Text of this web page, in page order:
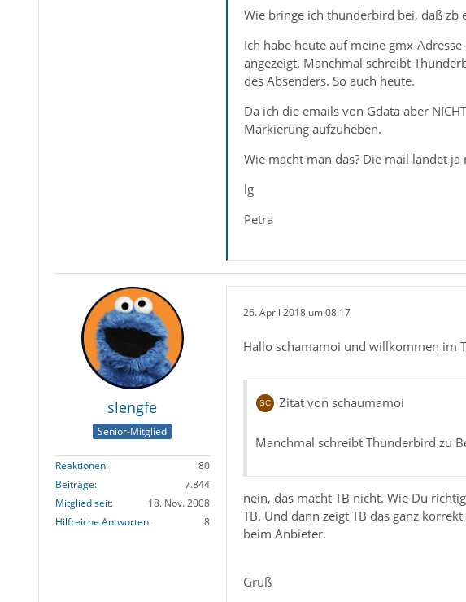
Wie bringe ich thunderbird bei, daß zb
Ich habe heute auf meine gmx-
angezeigt. Manchmal schreibt
des Absenders. So auch heute.
Da ich die emails von Gdata aber
Markierung aufzuheben.
Wie macht man das? Die mail landet
lg
Petra
slengfe
Senior-Mitglied
Reaktionen
80
Beiträge
7.844
Mitglied seit
18. Nov. 2008
Hilfreiche Antworten
8
26. April 2018 um 08:17
Hallo schamamoi und willkommen im
Zitat von schaumamoi
Manchmal schreibt Thunderbird zu
nein, das macht TB nicht. Wie Du
TB. Und dann zeigt TB das ganz
beim Anbieter.
Gruß